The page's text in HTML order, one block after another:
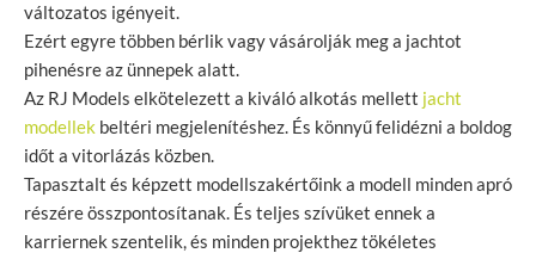
változatos igényeit.
Ezért egyre többen bérlik vagy vásárolják meg a jachtot
pihenésre az ünnepek alatt.
Az RJ Models elkötelezett a kiváló alkotás mellett jacht
modellek beltéri megjelenítéshez. És könnyű felidézni a boldog
időt a vitorlázás közben.
Tapasztalt és képzett modellszakértőink a modell minden apró
részére összpontosítanak. És teljes szívüket ennek a
karriernek szentelik, és minden projekthez tökéletes